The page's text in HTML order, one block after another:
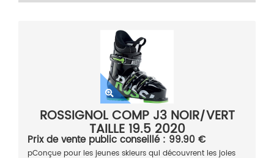
ROSSIGNOL COMP J3 NOIR/VERT
TAILLE 19.5 2020
Prix de vente public conseillé : 99.90 €
pConçue pour les jeunes skieurs qui découvrent les joies